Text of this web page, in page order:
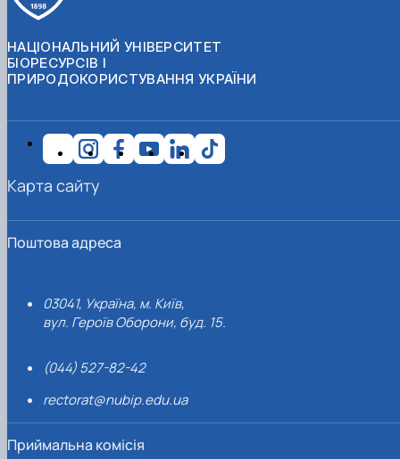
НАЦІОНАЛЬНИЙ УНІВЕРСИТЕТ
БІОРЕСУРСІВ І
ПРИРОДОКОРИСТУВАННЯ УКРАЇНИ
Поштова адреса
03041, Україна, м. Київ,
вул. Героїв Оборони, буд. 15.
(044) 527-82-42
rectorat@nubip.edu.ua
Приймальна комісія
Карта сайту